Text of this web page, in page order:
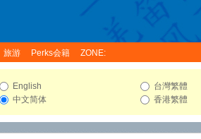
旅游 Perks会籍 ZONE:
English
中文简体
台灣繁體
香港繁體